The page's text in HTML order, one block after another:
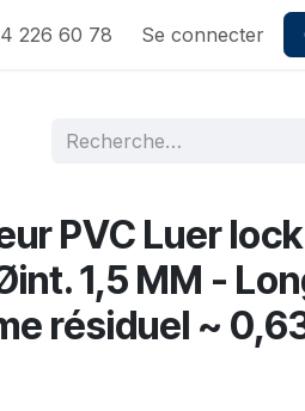
226 60 78 Se connecter
PVC Luer
1,5 MM -
résiduel ~